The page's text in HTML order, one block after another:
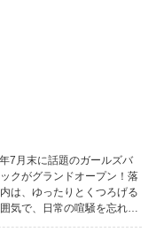
7月末に話題のガールズバ
クがグランドオープン！落
は、ゆったりとくつろげる
気で、日常の喧騒を忘れて